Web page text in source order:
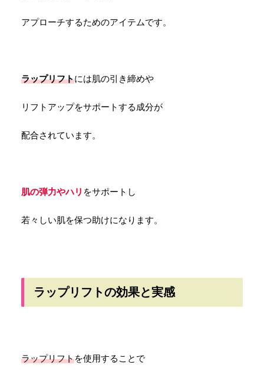
アプローチするためのアイテムです。
ラップリフトには肌の引き締めや
リフトアップをサポートする成分が
配合されています。
肌の弾力やハリ をサポートし
若々しい肌を保つ助けになります。
ラップリフトの効果と実感
ラップリフトを使用することで